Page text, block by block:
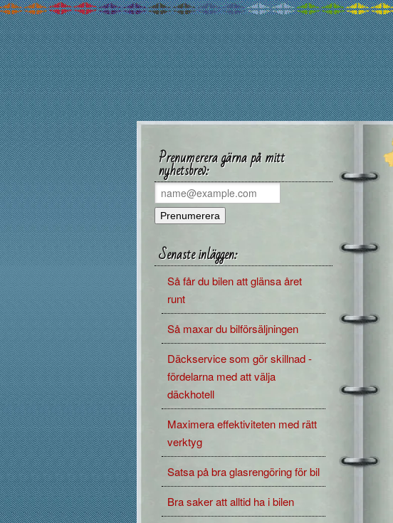
Prenumerera gärna på mitt
nyhetsbrev:
Senaste inläggen:
Så får du bilen att glänsa året
runt
Så maxar du bilförsäljningen
Däckservice som gör skillnad -
fördelarna med att välja
däckhotell
Maximera effektiviteten med rätt
verktyg
Satsa på bra glasrengöring för bil
Bra saker att alltid ha i bilen